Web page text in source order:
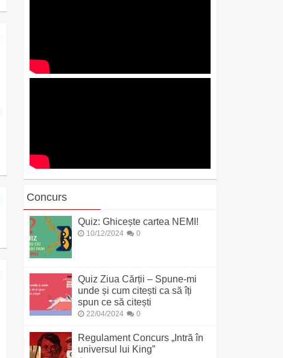
Concurs
Quiz: Ghicește cartea NEMI!
10/12/2024 0
Quiz Ziua Cărții – Spune-mi
unde și cum citești ca să îți
spun ce să citești
22/04/2024 0
Regulament Concurs „Intră în
universul lui King”